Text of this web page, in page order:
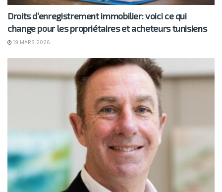
Droits d’enregistrement immobilier: voici ce qui
change pour les propriétaires et acheteurs tunisiens
19 MARS 2026